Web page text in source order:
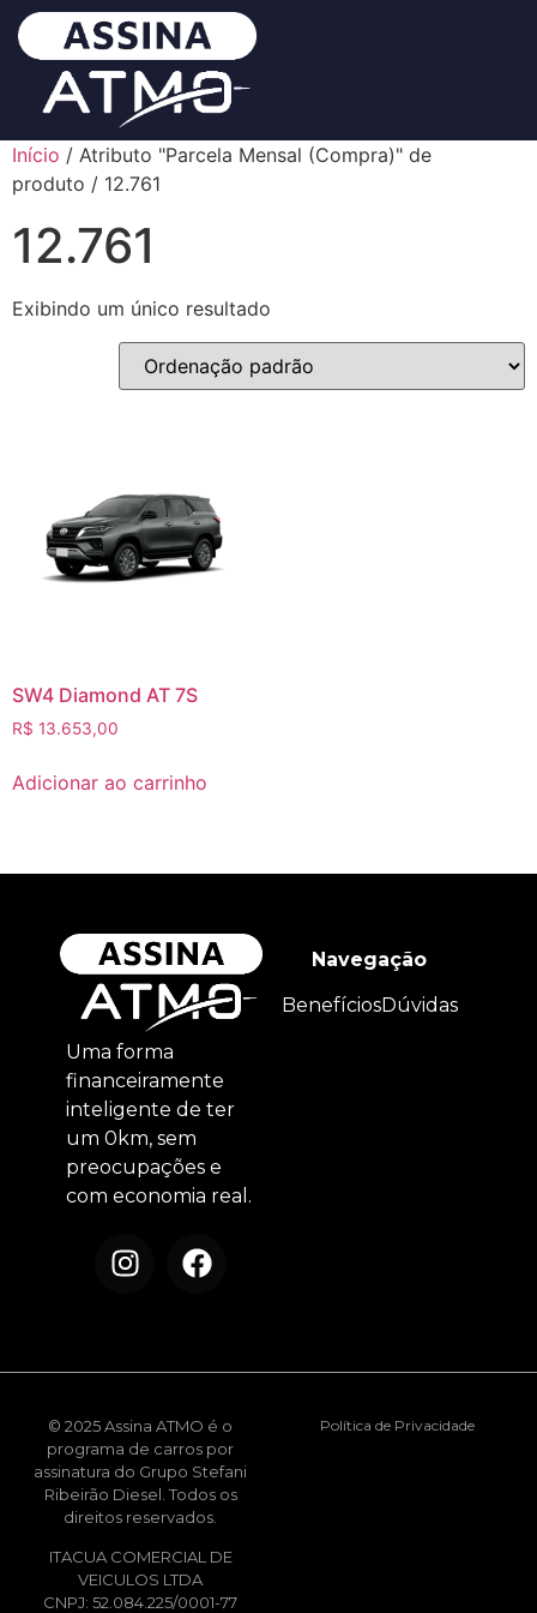
Início / Atributo "Parcela Mensal (Compra)" de
produto / 12.761
12.761
Exibindo um único resultado
SW4 Diamond AT 7S
R$ 13.653,00
Adicionar ao carrinho
Uma forma
financeiramente
inteligente de ter
um 0km, sem
preocupações e
com economia real.
Navegação
BenefíciosDúvidas
© 2025 Assina ATMO é o
programa de carros por
assinatura do Grupo Stefani
Ribeirão Diesel. Todos os
direitos reservados.
ITACUA COMERCIAL DE
VEICULOS LTDA
CNPJ: 52.084.225/0001-77
Política de Privacidade